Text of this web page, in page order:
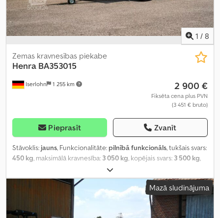
1 / 8
Iserlohn 1 255 km
Zemas kravnesības piekabe
Henra BA353015
2 900 €
Fiksēta cena plus PVN
(3 451 € bruto)
Pieprasīt Zvanīt
Stāvoklis: jauns, Funkcionalitāte: pilnībā funkcionāls, tukšais svars:
450 kg, maksimālā kravnesība: 3 050 kg, kopējais svars: 3 500 kg,
, krautuves garums:
vietas platums:1 500 mm, iekraušanas telpas augstums:300 mm,
Mazā sludinājuma